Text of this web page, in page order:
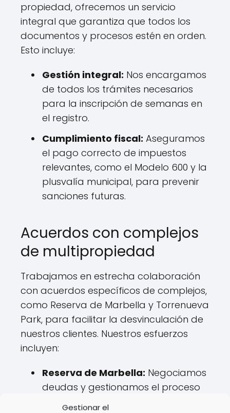
Gestionar el
propiedad, ofrecemos un servicio
integral que garantiza que todos los
documentos y procesos estén en orden.
Esto incluye:
Gestión integral: Nos encargamos
de todos los trámites necesarios
para la inscripción de semanas en
el registro.
Cumplimiento fiscal: Aseguramos
el pago correcto de impuestos
relevantes, como el Modelo 600 y la
plusvalía municipal, para prevenir
sanciones futuras.
Acuerdos con complejos
de multipropiedad
Trabajamos en estrecha colaboración
con acuerdos específicos de complejos,
como Reserva de Marbella y Torrenueva
Park, para facilitar la desvinculación de
nuestros clientes. Nuestros esfuerzos
incluyen:
Reserva de Marbella: Negociamos
deudas y gestionamos el proceso
de desvinculación y cambio en el